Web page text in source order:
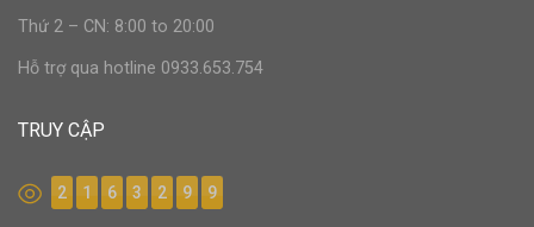
Thứ 2 – CN: 8:00 to 20:00
Hỗ trợ qua hotline 0933.653.754
TRUY CẬP
2 1 6 3 2 9 9